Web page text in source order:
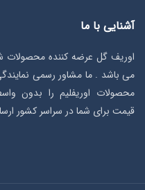
آشنایی با ما
اوریف گل عرضه کننده محصولات
می باشد . ما مشاور رسمی
محصولات اوریفلیم را بدون
قیمت برای شما در سراسر کشور